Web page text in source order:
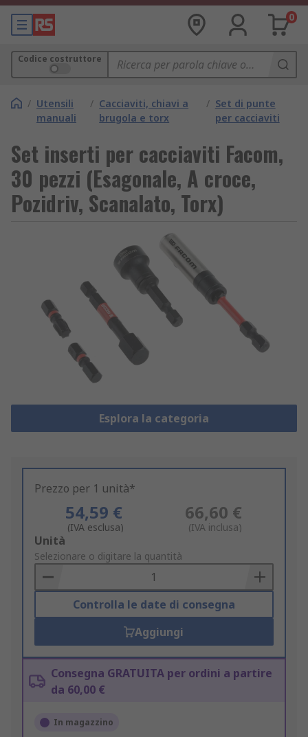
0
Codice costruttore
/ Utensili
manuali
/ Cacciaviti, chiavi a
brugola e torx
/ Set di punte
per cacciaviti
Set inserti per cacciaviti Facom,
30 pezzi (Esagonale, A croce,
Pozidriv, Scanalato, Torx)
Esplora la categoria
Prezzo per 1 unità*
54,59 €
(IVA esclusa)
66,60 €
(IVA inclusa)
Add
to
Basket
Unità
Selezionare o digitare la quantità
Controlla le date di consegna
Aggiungi
Consegna GRATUITA per ordini a partire
da 60,00 €
In magazzino